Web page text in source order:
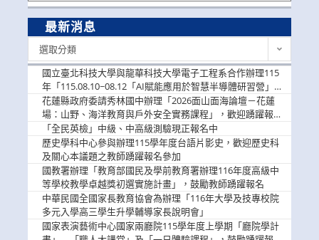
最新消息
選取分類
國立臺北科技大學與龍華科技大學電子工程系合作辦理115
年「115.08.10~08.12「AI賦能應用於智慧半導體研習營」，
歡迎學生踴躍報名參加
花蓮縣政府委請秀林國中辦理「2026面山面海論壇－花蓮
場：山野、海洋教育與戶外安全實務課程」，歡迎踴躍報名
參加
「全民英檢」中級、中高級測驗現正報名中
歷史學科中心參與辦理115學年度台語片影史，歡迎歷史科
及關心本議題之教師踴躍報名參加
國教署辦理「教育部國民及學前教育署辦理116年度高級中
等學校教學卓越獎初選實施計畫」，鼓勵教師踴躍報名
中華民國全國家長教育協會為辦理「116年大學及技專校院
多元入學高三學生升學輔導家長說明會」
國家表演藝術中心國家兩廳院115學年度上學期「廳院學計